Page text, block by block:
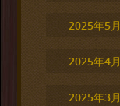
2025年5月
2025年4月
2025年3月